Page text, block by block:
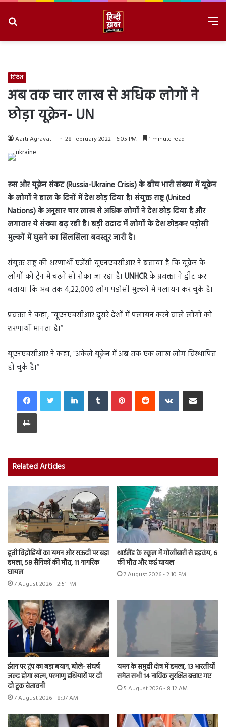
विदेश
अब तक चार लाख से अधिक लोगों ने
छोड़ा यूक्रेन- UN
Aarti Agravat 28 February 2022 - 6:05 PM 1 minute read
रूस और यूक्रेन संकट (Russia-Ukraine Crisis) के बीच भारी संख्या में यूक्रेन
के लोगों ने हाल के दिनों में देश छोड़ दिया है। संयुक्त राष्ट्र (United
Nations) के अनुसार चार लाख से अधिक लोगों ने देश छोड़ दिया है और
लगातार ये संख्या बढ़ रही है। बड़ी तदाद में लोगों के देश छोड़कर पड़ोसी
मुल्कों में घुसने का सिलसिला बदस्तूर जारी है।
संयुक्त राष्ट्र की शरणार्थी एजेंसी यूएनएचसीआर ने बताया है कि यूक्रेन के
लोगों को ट्रेन में चढ़ने सो रोका जा रहा है। UNHCRके प्रवक्ता ने ट्वीट कर
बताया कि अब तक 4,22,000 लोग पड़ोसी मुल्कों मे पलायन कर चुके हैं।
प्रवक्ता ने कहा, ”यूएनएचसीआर दूसरे देशों में पलायन करने वाले लोगों को
शरणार्थी मानता है।”
यूएनएचसीआर ने कहा, ”अकेले यूक्रेन में अब तक एक लाख लोग विस्थापित
हो चुके हैं।”
LinkedInTumblr PinterestReddit VKontakteShare via Email
Print
Related Articles
हूती विद्रोहियों का यमन और सऊदी पर बड़ा
हमला, 58 सैनिकों की मौत, 11 नागरिक
घायल
7 August 2026 - 2:51 PM
थाईलैंड के स्कूल में गोलीबारी से हड़कंप, 6
की मौत और कई घायल
7 August 2026 - 2:10 PM
ईरान पर ट्रंप का बड़ा बयान, बोले- संघर्ष
जल्द होगा खत्म, परमाणु हथियारों पर दी
दो टूक चेतावनी
7 August 2026 - 8:37 AM
यमन के समुद्री क्षेत्र में हमला, 13 भारतीयों
समेत सभी 14 नाविक सुरक्षित बचाए गए
5 August 2026 - 8:12 AM